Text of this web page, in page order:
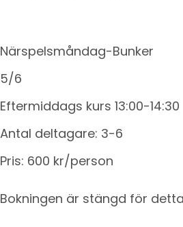
Närspelsmåndag-Bunker
5/6
Eftermiddags kurs 13:00-14:30
Antal deltagare: 3-6
Pris: 600 kr/person
Bokningen är stängd för